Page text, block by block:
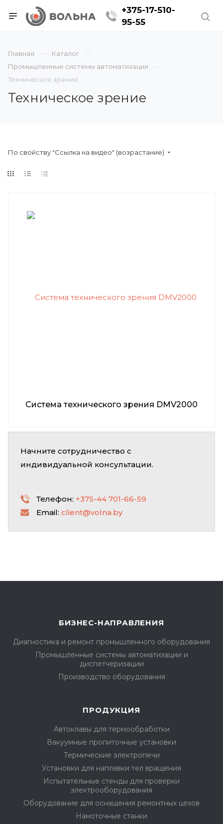
+375-17-510-
95-55
Главная
Каталог
Промышленные системы автоматизации
Техническое зрение
Техническое зрение
По свойству "Ссылка на видео" (возрастание)
Система технического зрения DMV2000
Начните сотрудничество с
индивидуальной консультации.
Телефон: +375-44 701-66-59
Email: client@volna.by
БИЗНЕС-НАПРАВЛЕНИЯ
Диагностика и ремонт промышленного оборудования
Промышленные системы автоматизации и
диспетчеризации
Производство оборудования
ПРОДУКЦИЯ
Автоклавы для термообработки
Вакуумные пропиточные установки
Термические электропечи
Установки для наплавки тел вращения
Испытательные стенды для проверки
электрооборудования
Оборудование для оснащения ремонтных цехов
Намоточные станки